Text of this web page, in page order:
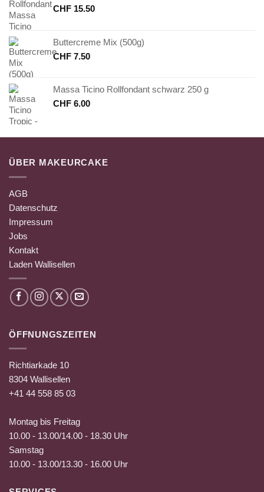
CHF 15.50
Buttercreme Mix (500g)
CHF 7.50
Massa Ticino Rollfondant schwarz 250 g
CHF 6.00
ÜBER MAKEURCAKE
AGB
Datenschutz
Impressum
Jobs
Kontakt
Laden Wallisellen
ÖFFNUNGSZEITEN
Richtiarkade 10
8304 Wallisellen
+41 44 558 85 03
Montag bis Freitag
10.00 - 13.00/14.00 - 18.30 Uhr
Samstag
10.00 - 13.00/13.30 - 16.00 Uhr